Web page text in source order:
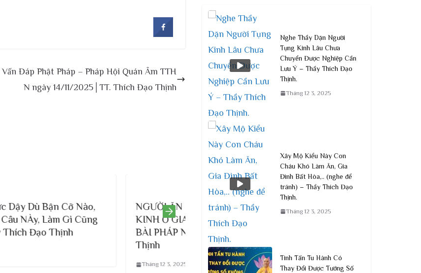
Vấn Đáp Phật Pháp – Pháp Hội Quán Âm TTH
N ngày 14/11/2025│TT. Thích Đạo Thịnh
NGƯỜI ĂN MẶN NHƯNG VẪN TỤNG
KINH Ở GIA ĐÌNH ĐỪNG BỎ QUA
BÀI PHÁP NÀY | Thầy Thích Đạo
Cách Tu Tập Để Giải Trừ Oan Gia Trái
Chủ? Vấn Đáp Mới: Pháp Hội Quán Âm
Tháng 12 2, 2025
Nghe Thầy Dặn Người
Tụng Kinh Lâu Chưa
Chuyển Được Nghiệp Cần
Lưu Ý – Thầy Thích Đạo
Thịnh.
Tháng 12 3, 2025
Xây Mộ Kiểu Này Con
Cháu Khó Làm Ăn, Gia
Đình Bất Hòa,.. (nghe để
tránh) – Thầy Thích Đạo
Thịnh.
Tháng 12 3, 2025
Tinh Tấn Tu Hành Có
Thay Đổi Được Tướng Số